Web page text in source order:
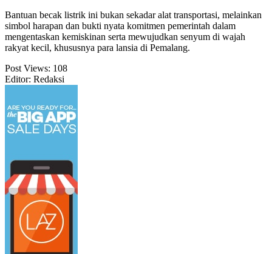
Bantuan becak listrik ini bukan sekadar alat transportasi, melainkan
simbol harapan dan bukti nyata komitmen pemerintah dalam
mengentaskan kemiskinan serta mewujudkan senyum di wajah
rakyat kecil, khususnya para lansia di Pemalang.
Post Views: 108
Editor: Redaksi